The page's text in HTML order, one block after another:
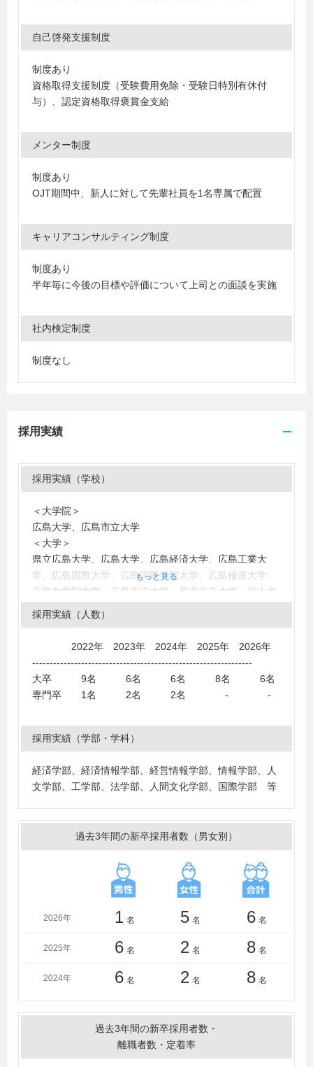
自己啓発支援制度
制度あり
資格取得支援制度（受験費用免除・受験日特別有休付
与）、認定資格取得褒賞金支給
メンター制度
制度あり
OJT期間中、新人に対して先輩社員を1名専属で配置
キャリアコンサルティング制度
制度あり
半年毎に今後の目標や評価について上司との面談を実施
社内検定制度
制度なし
採用実績
採用実績（学校）
＜大学院＞
広島大学、広島市立大学
＜大学＞
県立広島大学、広島大学、広島経済大学、広島工業大
学、広島国際大学、広島国際学院大学、広島修道大学、
広島女学院大学、広島市立大学、尾道市立大学、福山大
学、福山市立大学、安田女子大学、愛知学院大学、愛媛
大学、大分大学、大阪学院大学、大阪産業大学、岡山県
大学、國學院大學、産業能率大学、島根県立大学、白百
合女子大学、清泉女子大学、専修大学、相愛大学、多摩
学、名古屋商科大学、南山大学、福岡大学、法政大学、
宮崎産業経営大学、名城大学、山口大学、山口県立大
学、立命館大学、龍谷大学
＜短大・高専・専門学校＞
もっと見る
採用実績（人数）
2022年 2023年 2024年 2025年 2026年
---------------------------------------------------------------
大卒 9名 6名 6名 8名 6名
専門卒 1名 2名 2名 - -
採用実績（学部・学科）
経済学部、経済情報学部、経営情報学部、情報学部、人
文学部、工学部、法学部、人間文化学部、国際学部 等
過去3年間の新卒採用者数（男女別）
2026年 1 名 5 名 6 名
2025年 6 名 2 名 8 名
2024年 6 名 2 名 8 名
過去3年間の新卒採用者数・
離職者数・定着率